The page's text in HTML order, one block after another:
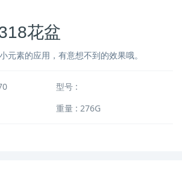
花盆
元素的应用，有意想不到的效果哦。
型号 :
重量 : 276G